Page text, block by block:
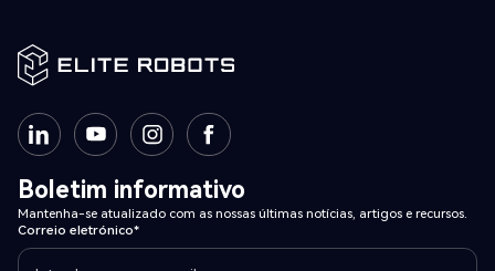
Boletim informativo
Mantenha-se atualizado com as nossas últimas notícias, artigos e recursos.
Correio eletrónico*